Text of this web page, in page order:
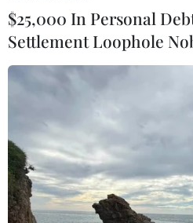
Công an tỉnh Thanh Hóa đã phối
tiến hành thu nhận mẫu ADN đối
phường Hạc Thành, tỉnh
Với quyết tâm chính trị
Hóa đã thể hiện được vai
mẫu đi đầu, kịp thời tham
tỉnh, chủ động phối hợp
$25,000 In Personal
Settlement Loophole